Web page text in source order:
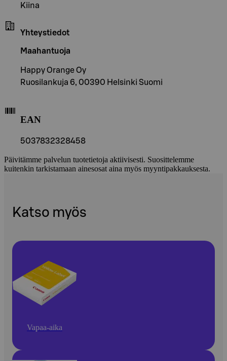
Kiina
Yhteystiedot
Maahantuoja
Happy Orange Oy
Ruosilankuja 6, 00390 Helsinki Suomi
EAN
5037832328458
Päivitämme palvelun tuotetietoja aktiivisesti. Suosittelemme
kuitenkin tarkistamaan ainesosat aina myös myyntipakkauksesta.
Katso myös
Vapaa-aika